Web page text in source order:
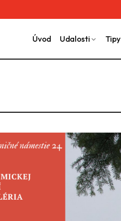
Úvod Udalosti